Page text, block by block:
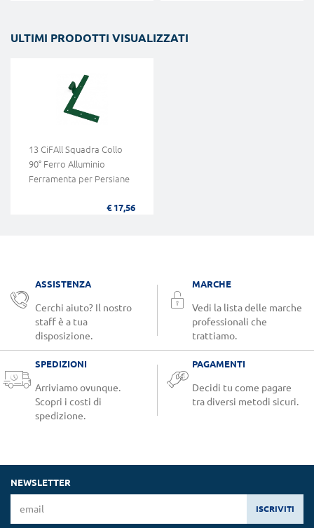
ULTIMI PRODOTTI VISUALIZZATI
13 CiFAll Squadra Collo
90° Ferro Alluminio
Ferramenta per Persiane
€ 17,56
ASSISTENZA
Cerchi aiuto? Il nostro
staff è a tua
disposizione.
MARCHE
Vedi la lista delle marche
professionali che
trattiamo.
SPEDIZIONI
Arriviamo ovunque.
Scopri i costi di
spedizione.
PAGAMENTI
Decidi tu come pagare
tra diversi metodi sicuri.
NEWSLETTER
ISCRIVITI